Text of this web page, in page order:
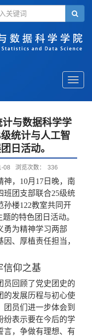
Toggle
与数据科学学
统计与人工智
日活动。
08 浏览次数： 336
， 10月17日晚，南
班团支部联合25级统
孙楼122教室共同开
的特色团日活动。
勇为精神学习两部
、厚植责任担当，
信仰之基
员回顾了党史团史的
的发展历程与初心使
员们进一步体会到
纷表示要在今后的学
言，争做有理想、有